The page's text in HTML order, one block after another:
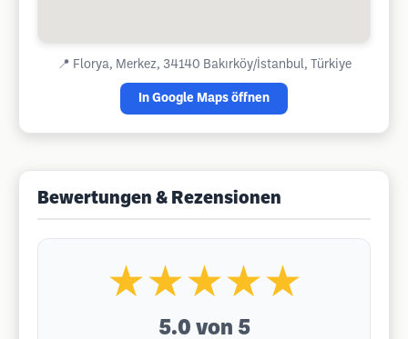
📍 Florya, Merkez, 34140 Bakırköy/İstanbul, Türkiye
In Google Maps öffnen
Bewertungen & Rezensionen
★★★★★
5.0 von 5